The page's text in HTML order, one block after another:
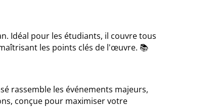
Idéal pour les étudiants, il couvre tous
les points clés de l'œuvre. 📚
rassemble les événements majeurs,
conçue pour maximiser votre